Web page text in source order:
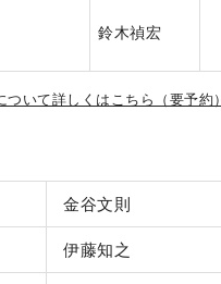
鈴木禎宏
いて詳しくはこちら（要予約）
金谷文則
伊藤知之